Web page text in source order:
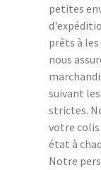
petites
prêts à
nous
suivant
strictes.
votre
état à
Notre